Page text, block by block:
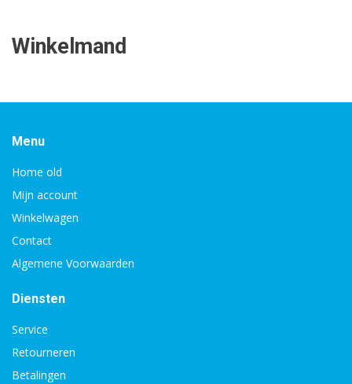
Winkelmand
Menu
Home old
Mijn account
Winkelwagen
Contact
Algemene Voorwaarden
Diensten
Service
Retourneren
Betalingen